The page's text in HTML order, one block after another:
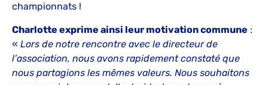
championnats !
Charlotte exprime ainsi leur motivation commune :
« Lors de notre rencontre avec le directeur de
l’association, nous avons rapidement constaté que
nous partagions les mêmes valeurs. Nous souhaitons